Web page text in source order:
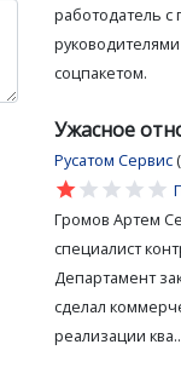
работодатель
соцпакетом.
Ужасное
Русатом Сервис
star
star
star
star
star
Громов Артем
специалист
Департамент
сделал
реализации